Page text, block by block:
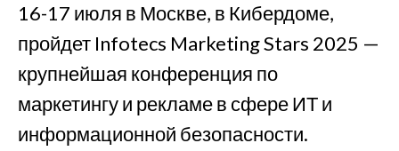
16-17 июля в Москве, в Кибердоме,
пройдет Infotecs Marketing Stars 2025 —
крупнейшая конференция по
маркетингу и рекламе в сфере ИТ и
информационной безопасности.